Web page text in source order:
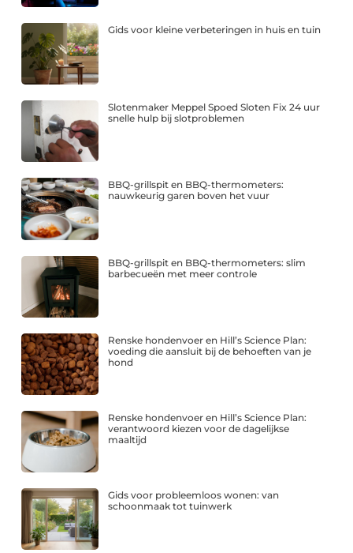
Gids voor kleine verbeteringen in huis en tuin
Slotenmaker Meppel Spoed Sloten Fix 24 uur
snelle hulp bij slotproblemen
BBQ-grillspit en BBQ-thermometers:
nauwkeurig garen boven het vuur
BBQ-grillspit en BBQ-thermometers: slim
barbecueën met meer controle
Renske hondenvoer en Hill’s Science Plan:
voeding die aansluit bij de behoeften van je
hond
Renske hondenvoer en Hill’s Science Plan:
verantwoord kiezen voor de dagelijkse
maaltijd
Gids voor probleemloos wonen: van
schoonmaak tot tuinwerk